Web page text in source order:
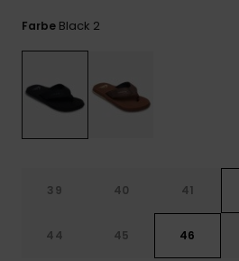
Farbe Black 2
39 40 41
44 45 46